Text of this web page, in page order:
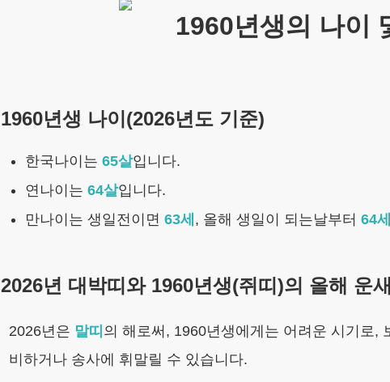
1960년생의 나이
1960년생 나이(2026년도 기준)
한국나이는 65살입니다.
연나이는 64살입니다.
만나이는 생일전이면 63세 , 올해 생일이 되는날부터 64세
2026년 대박띠와 1960년생(쥐 띠)의 올해 운새
2026년은 말띠 의 해로써, 1960년생에게는 어려운 시기로,
비하거나 송사에 휘말릴 수 있습니다.